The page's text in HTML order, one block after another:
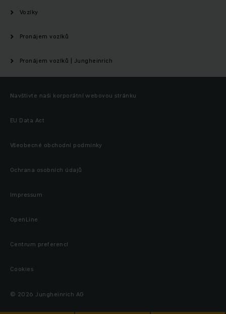
Vozíky
Pronájem vozíků
Pronájem vozíků | Jungheinrich
Navštivte naši korporátní webovou stránku
EU Data Act
Všeobecné obchodní podmínky
Ochrana osobních údajů
Impressum
OpenLine
Centrum preferencí
Cookies
© 2026 Jungheinrich AG